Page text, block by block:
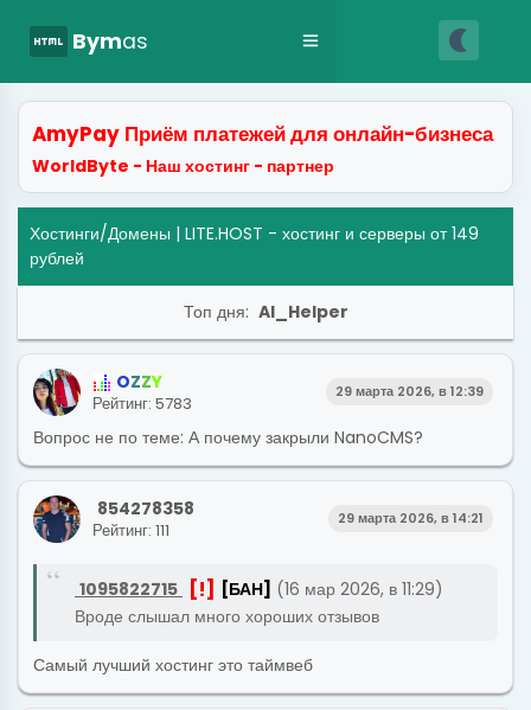
html Bymas nightlight
AmyPay Приём платежей для онлайн-бизнеса
WorldByte - Наш хостинг - партнер
Хостинги/Домены | LITE.HOST - хостинг и серверы от 149
рублей
Топ дня: AI_Helper
OZZY 29 марта 2026, в 12:39
Рейтинг: 5783
Вопрос не по теме: А почему закрыли NanoCMS?
854278358 29 марта 2026, в 14:21
Рейтинг: 111
1095822715 [!] [БАН] (16 мар 2026, в 11:29)
Вроде слышал много хороших отзывов
Самый лучший хостинг это таймвеб